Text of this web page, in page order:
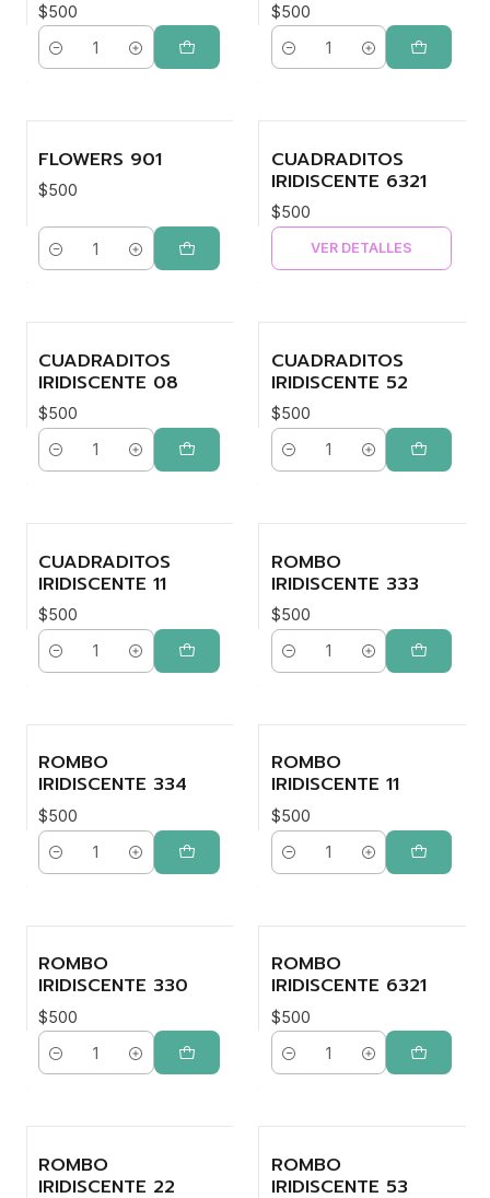
$500
Cantidad
$500
Cantidad
FLOWERS 901
$500
Cantidad
Agotado
CUADRADITOS
IRIDISCENTE 6321
$500
VER DETALLES
CUADRADITOS
IRIDISCENTE 08
$500
Cantidad
CUADRADITOS
IRIDISCENTE 52
$500
Cantidad
CUADRADITOS
IRIDISCENTE 11
$500
Cantidad
ROMBO
IRIDISCENTE 333
$500
Cantidad
ROMBO
IRIDISCENTE 334
$500
Cantidad
ROMBO
IRIDISCENTE 11
$500
Cantidad
ROMBO
IRIDISCENTE 330
$500
Cantidad
ROMBO
IRIDISCENTE 6321
$500
Cantidad
ROMBO
IRIDISCENTE 22
ROMBO
IRIDISCENTE 53